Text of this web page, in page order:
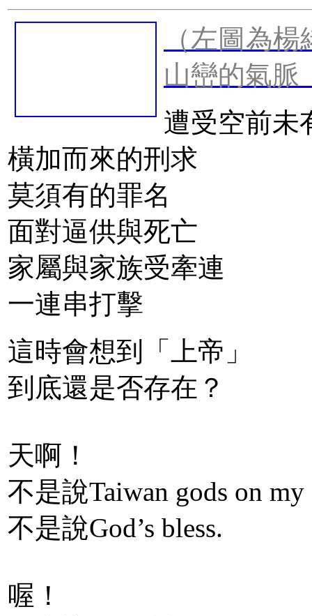
（左圖為
山巒的氣脈
遭受空前未
橫加而來的刑求
莫須有的罪名
面對逼供與死亡
家屬與家族受牽連
一連串打擊
這時會想到「上帝」
到底還是否存在？
天啊！
不是說Taiwan gods on my
不是說God’s bless.
喔！